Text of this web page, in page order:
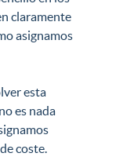
claramente
asignamos
esta
es nada
coste.